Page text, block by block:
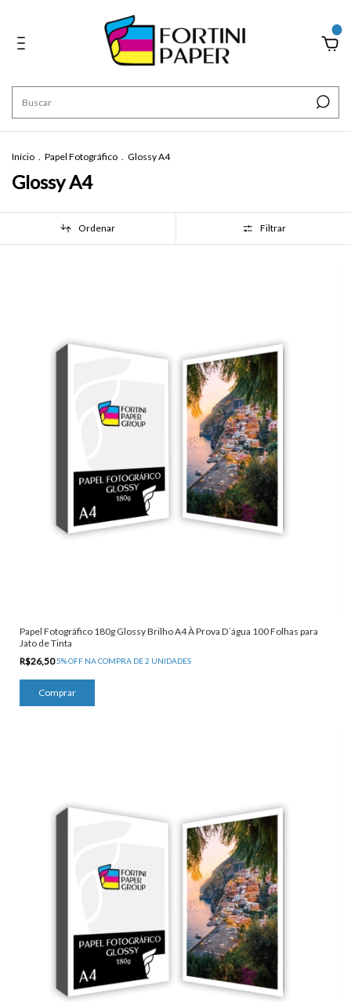
Início . Papel Fotográfico . Glossy A4
Glossy A4
Ordenar Filtrar
Papel Fotográfico 180g Glossy Brilho A4 À Prova D´água 100 Folhas para
Jato de Tinta
R$26,505% OFF NA COMPRA DE 2 UNIDADES